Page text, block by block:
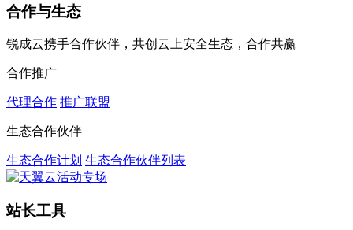
合作与生态
锐成云携手合作伙伴，共创云上安全生态，合作共赢
合作推广
代理合作 推广联盟
生态合作伙伴
生态合作计划 生态合作伙伴列表
站长工具